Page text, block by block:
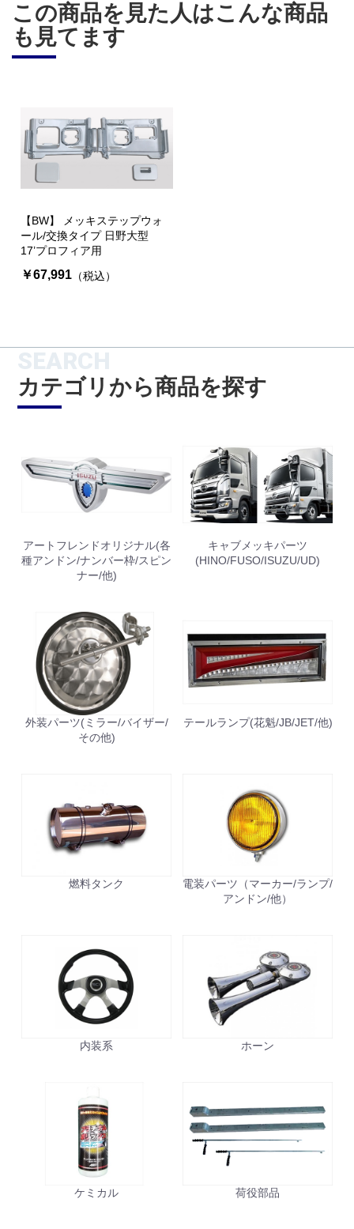
お買い物を続ける カートへ進む
この商品を見た人はこんな商品
も見てます
【BW】 メッキステップウォ
ール/交換タイプ 日野大型
17’プロフィア用
￥67,991（税込）
SEARCH
カテゴリから商品を探す
アートフレンドオリジナル(各
種アンドン/ナンバー枠/スピン
ナー/他)
キャブメッキパーツ
(HINO/FUSO/ISUZU/UD)
外装パーツ(ミラー/バイザー/
その他)
テールランプ(花魁/JB/JET/他)
燃料タンク
電装パーツ（マーカー/ランプ/
アンドン/他）
内装系 ホーン
ケミカル 荷役部品